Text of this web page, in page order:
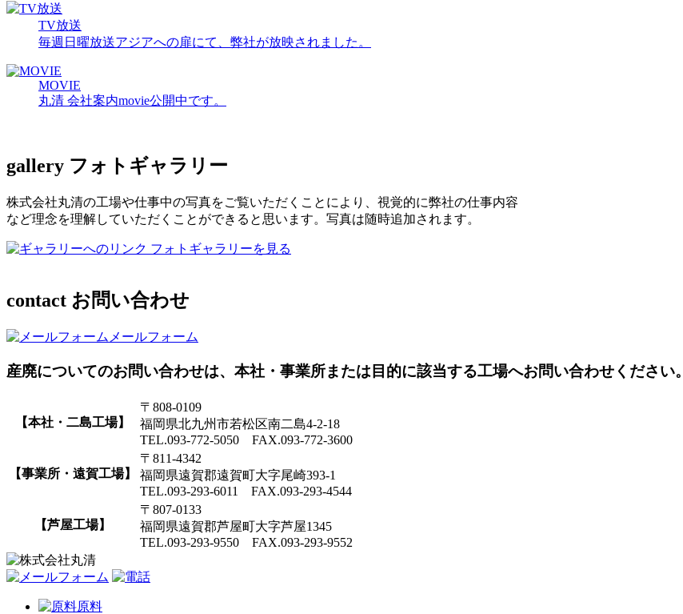
TV放送
毎週日曜放送アジアへの扉にて、弊社が放映されました。
MOVIE
丸清 会社案内movie公開中です。
gallery フォトギャラリー
株式会社丸清の工場や仕事中の写真をご覧いただくことにより、視覚的に弊社の仕事内容
など理念を理解していただくことができると思います。写真は随時追加されます。
フォトギャラリーを見る
contact お問い合わせ
メールフォーム
産廃についてのお問い合わせは、本社・事業所または目的に該当する工場へお問い合わせください。
【本社・二島工場】
〒808-0109
福岡県北九州市若松区南二島4-2-18
TEL.093-772-5050 FAX.093-772-3600
【事業所・遠賀工場】
〒811-4342
福岡県遠賀郡遠賀町大字尾崎393-1
TEL.093-293-6011 FAX.093-293-4544
【芦屋工場】
〒807-0133
福岡県遠賀郡芦屋町大字芦屋1345
TEL.093-293-9550 FAX.093-293-9552
原料